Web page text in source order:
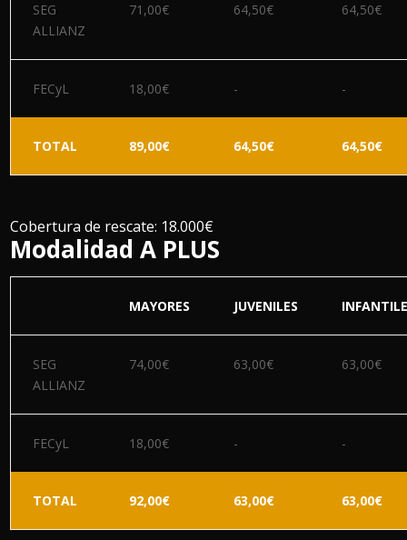
SEG
ALLIANZ
71,00€ 64,50€ 64,50€
FECyL 18,00€ - -
TOTAL 89,00€ 64,50€ 64,50€
Cobertura de rescate: 18.000€
Modalidad A PLUS
MAYORES JUVENILES
SEG
ALLIANZ
74,00€ 63,00€ 63,00€
FECyL 18,00€ - -
TOTAL 92,00€ 63,00€ 63,00€